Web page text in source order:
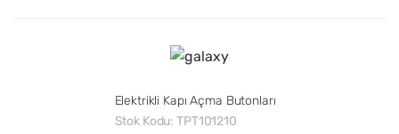
Elektrikli Kapı Açma Butonları
Stok Kodu:TPT101210